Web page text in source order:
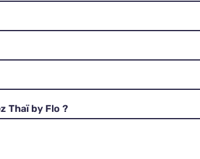
Thaï by Flo ?